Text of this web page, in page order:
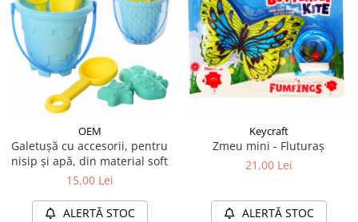
OEM
Galetușă cu accesorii, pentru
nisip și apă, din material soft
15,00 Lei
ALERTĂ STOC
Keycraft
Zmeu mini - Fluturaș
21,00 Lei
ALERTĂ STOC